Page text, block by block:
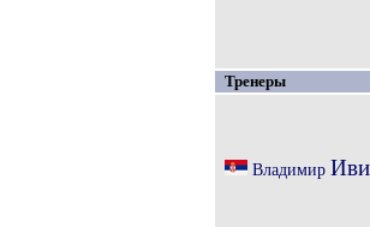
Тренеры
Владимир